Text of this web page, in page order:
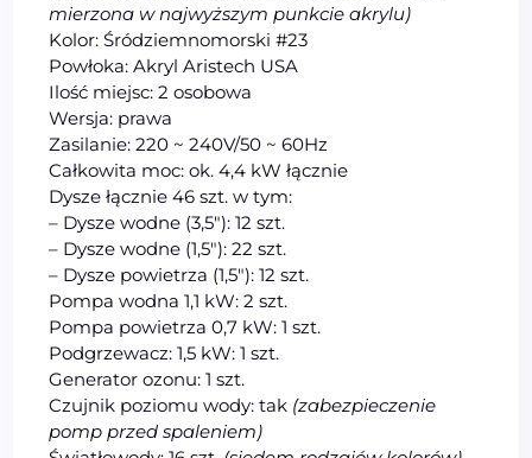
mierzona w najwyższym punkcie akrylu)
Kolor: Śródziemnomorski #23
Powłoka: Akryl Aristech USA
Ilość miejsc: 2 osobowa
Wersja: prawa
Zasilanie: 220 ~ 240V/50 ~ 60Hz
Całkowita moc: ok. 4,4 kW łącznie
Dysze łącznie 46 szt. w tym:
– Dysze wodne (3,5″): 12 szt.
– Dysze wodne (1,5″): 22 szt.
– Dysze powietrza (1,5″): 12 szt.
Pompa wodna 1,1 kW: 2 szt.
Pompa powietrza 0,7 kW: 1 szt.
Podgrzewacz: 1,5 kW: 1 szt.
Generator ozonu: 1 szt.
Czujnik poziomu wody: tak (zabezpieczenie
pomp przed spaleniem)